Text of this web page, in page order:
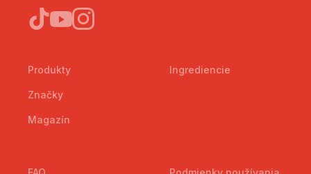
Produkty
Značky
Magazín
Ingrediencie